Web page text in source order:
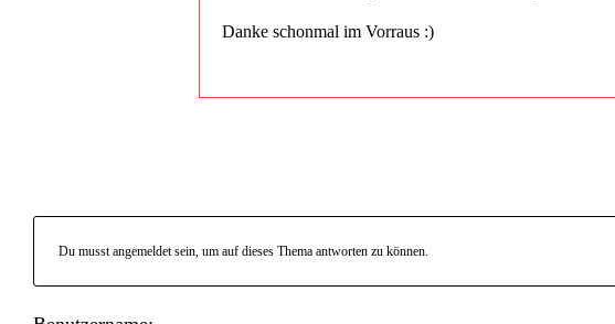
Danke schonmal im Vorraus :)
Du musst angemeldet sein, um auf dieses Thema antworten zu können.